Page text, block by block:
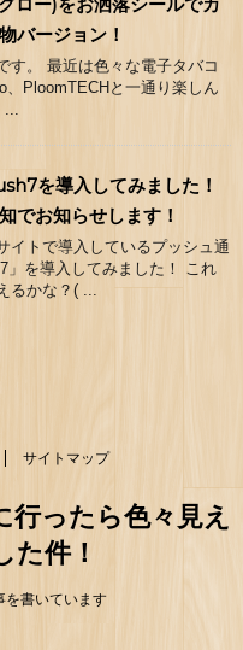
ロー)をお洒落シールでカ
バージョン！
す。 最近は色々な電子タバコ
、PloomTECHと一通り楽しん
...
を導入してみました！
でお知らせします！
イトで導入しているプッシュ通
」を導入してみました！ これ
るかな？( ...
サイトマップ
ったら色々見え
た件！
を書いています